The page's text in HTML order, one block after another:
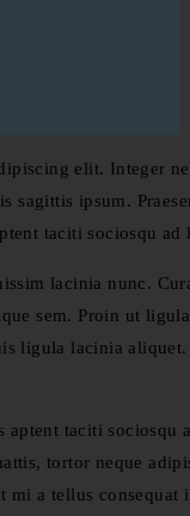
elit. Integer
sagittis ipsum.
taciti sociosqu
lacinia nunc.
sem. Proin ut
ligula lacinia
taciti
tortor neque
a tellus